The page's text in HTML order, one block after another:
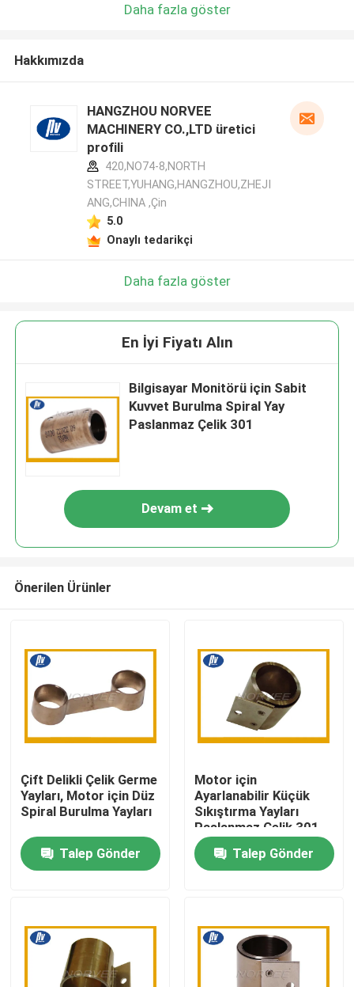
Ürün:% s
Hakkımızda
Daha fazla göster
Hakkımızda
HANGZHOU NORVEE
MACHINERY CO.,LTD üretici
profili
420,NO74-8,NORTH
STREET,YUHANG,HANGZHOU,ZHEJI
ANG,CHINA ,Çin
5.0
Onaylı tedarikçi
Daha fazla göster
En İyi Fiyatı Alın
Bilgisayar Monitörü için Sabit
Kuvvet Burulma Spiral Yay
Paslanmaz Çelik 301
Devam et
Önerilen Ürünler
Çift Delikli Çelik Germe
Yayları, Motor için Düz
Spiral Burulma Yayları
Talep Gönder
Motor için
Ayarlanabilir Küçük
Sıkıştırma Yayları
Paslanmaz Çelik 301
Malzeme
Talep Gönder